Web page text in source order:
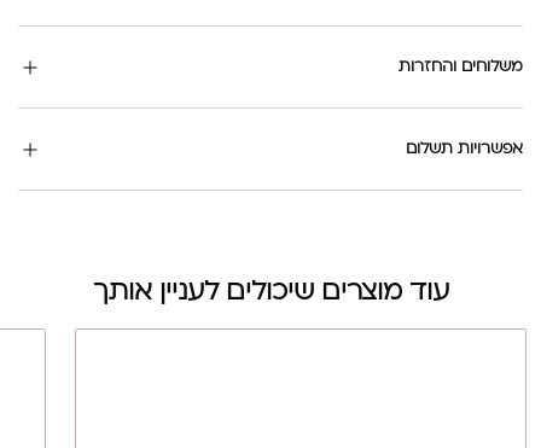
משלוחים והחזרות
אפשרויות תשלום
עוד מוצרים שיכולים לעניין אותך